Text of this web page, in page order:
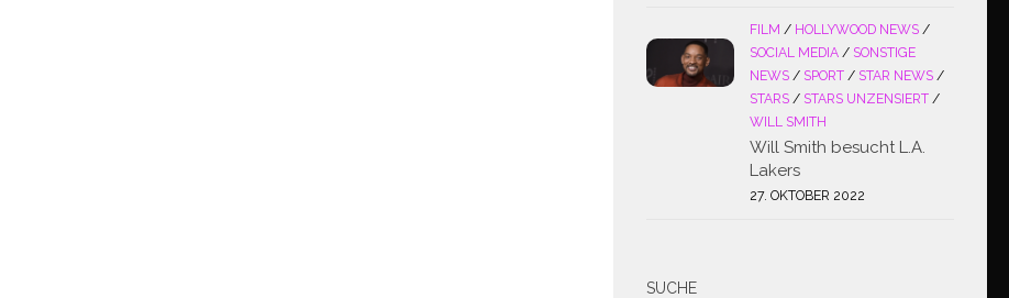
FILM / HOLLYWOOD NEWS /
SOCIAL MEDIA / SONSTIGE
NEWS / SPORT / STAR NEWS /
STARS / STARS UNZENSIERT /
WILL SMITH
Will Smith besucht L.A.
Lakers
27. OKTOBER 2022
SUCHE